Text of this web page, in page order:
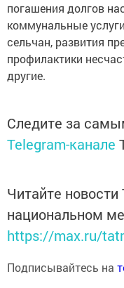
погашения долгов
коммунальные
сельчан, развития
профилактики
другие.
Следите за
Telegram-канале
Читайте новости
национальном
https://max.ru/
Подписывайтесь на